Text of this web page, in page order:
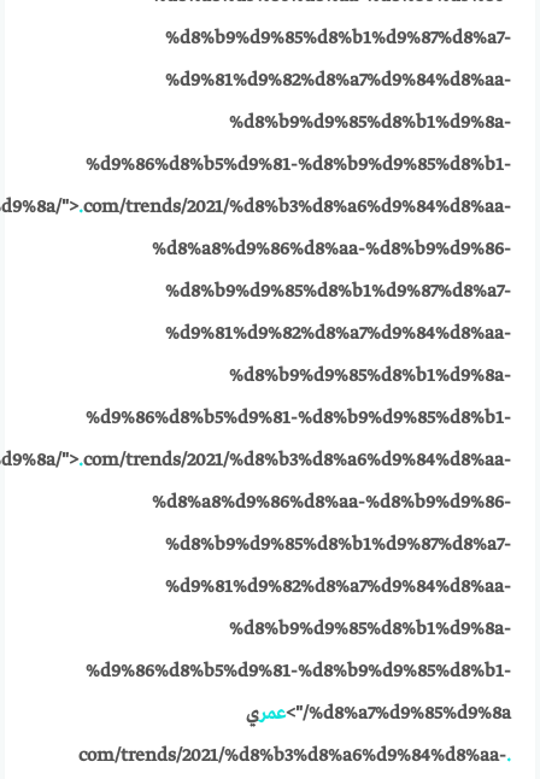
%d8%b9%d9%85%d8%b1%d9%87%d8%a7-
%d9%81%d9%82%d8%a7%d9%84%d8%aa-
%d8%b9%d9%85%d8%b1%d9%8a-
%d9%86%d8%b5%d9%81-%d8%b9%d9%85%d8%b1-
">.com/trends/2021/%d8%b3%d8%a6%d9%84%d8%aa-
%d8%a8%d9%86%d8%aa-%d8%b9%d9%86-
%d8%b9%d9%85%d8%b1%d9%87%d8%a7-
%d9%81%d9%82%d8%a7%d9%84%d8%aa-
%d8%b9%d9%85%d8%b1%d9%8a-
%d9%86%d8%b5%d9%81-%d8%b9%d9%85%d8%b1-
">.com/trends/2021/%d8%b3%d8%a6%d9%84%d8%aa-
%d8%a8%d9%86%d8%aa-%d8%b9%d9%86-
%d8%b9%d9%85%d8%b1%d9%87%d8%a7-
%d9%81%d9%82%d8%a7%d9%84%d8%aa-
%d8%b9%d9%85%d8%b1%d9%8a-
%d9%86%d8%b5%d9%81-%d8%b9%d9%85%d8%b1-
%d8%a7%d9%85%d9%8a/">
عمري
.
com/trends/2021/%d8%b3%d8%a6%d9%84%d8%aa-